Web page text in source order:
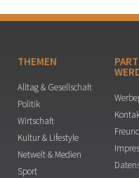
THEMEN
Alltag & Gesellschaft
Politik
Wirtschaft
Kultur & Lifestyle
Netwelt & Medien
Sport